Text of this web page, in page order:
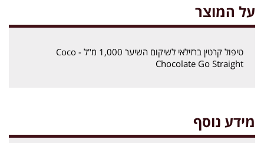
על המוצר
טיפול קרטין ברזילאי לשיקום השיער 1,000 מ"ל - Coco
Chocolate Go Straight
מידע נוסף